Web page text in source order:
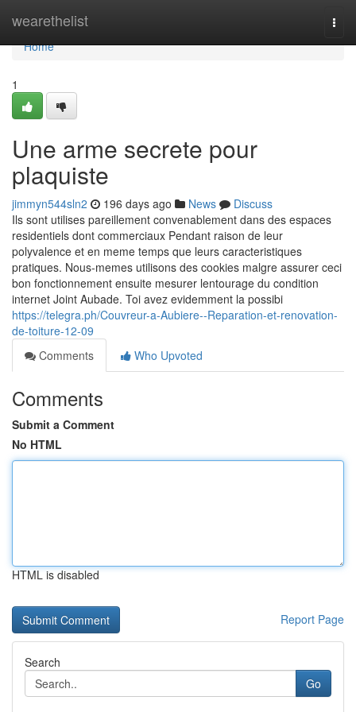
wearethelist
Home
Home
1
Une arme secrete pour
plaquiste
jimmyn544sln2 196 days ago News
Discuss
Ils sont utilises pareillement convenablement dans des espaces
residentiels dont commerciaux Pendant raison de leur
polyvalence et en meme temps que leurs caracteristiques
pratiques. Nous-memes utilisons des cookies malgre assurer ceci
bon fonctionnement ensuite mesurer lentourage du condition
internet Joint Aubade. Toi avez evidemment la possibi
https://telegra.ph/Couvreur-a-Aubiere--Reparation-et-renovation-
de-toiture-12-09
Comments
Who Upvoted
Comments
Submit a Comment
No HTML
HTML is disabled
Report Page
Search
Go